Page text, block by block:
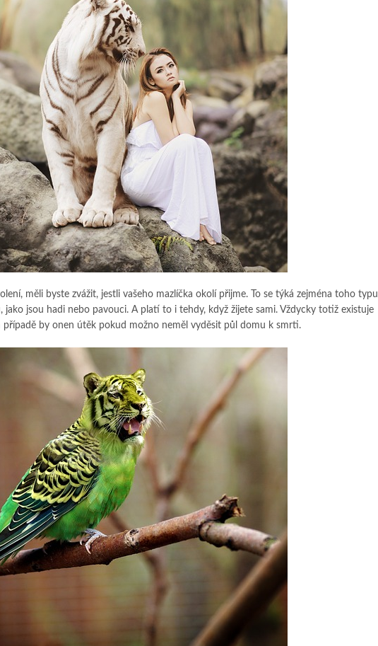
měli byste zvážit, jestli vašeho mazlíčka okolí přijme. To se týká zejména toho typu
jsou hadi nebo pavouci. A platí to i tehdy, když žijete sami. Vždycky totiž existuje
případě by onen útěk pokud možno neměl vyděsit půl domu k smrti.